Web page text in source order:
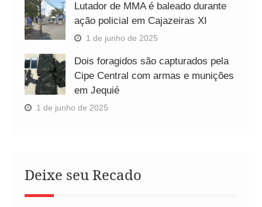
Lutador de MMA é baleado durante
ação policial em Cajazeiras XI
1 de junho de 2025
Dois foragidos são capturados pela
Cipe Central com armas e munições
em Jequié
1 de junho de 2025
Deixe seu Recado